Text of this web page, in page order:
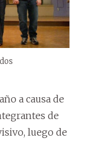
a causa de
de
luego de